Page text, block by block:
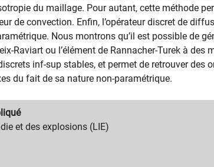
du maillage. Pour autant, cette méthode
de convection. Enfin, l’opérateur discret de
Nous montrons qu’il est possible de
Raviart ou l’élément de Rannacher-Turek à
inf-sup stables, et permet de retrouver des
du fait de sa nature non-paramétrique.
et des explosions (LIE)